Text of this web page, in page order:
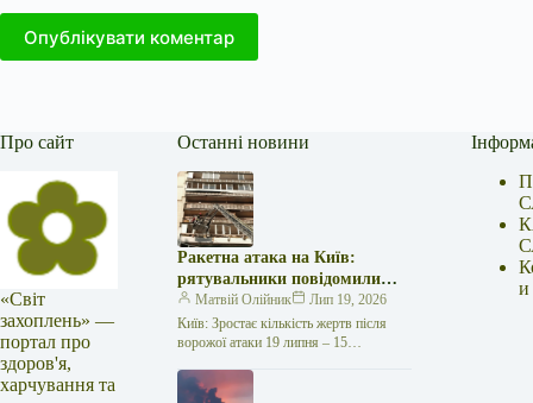
Опублікувати коментар
Про сайт
«Світ
захоплень» —
портал про
здоров'я,
харчування та
Останні новини
Ракетна атака на Київ:
рятувальники повідомили
про 15 поранених
Матвій Олійник
Лип 19, 2026
Київ: Зростає кількість жертв після
ворожої атаки 19 липня – 15
російської агресії, що сталася у
столиці…
и